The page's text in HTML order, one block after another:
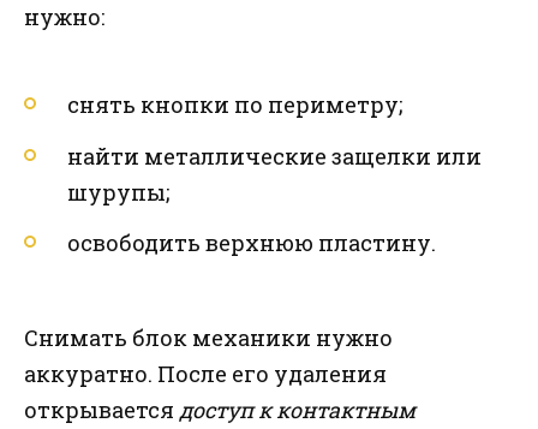
нужно:
снять кнопки по периметру;
найти металлические защелки или
шурупы;
освободить верхнюю пластину.
Снимать блок механики нужно
аккуратно. После его удаления
открывается доступ к контактным